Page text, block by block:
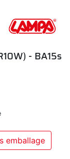
- BA15s
emballage